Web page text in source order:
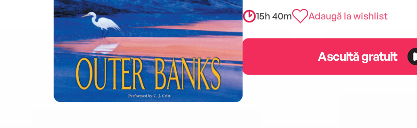
15h 40m Adaugă la wishlist
Ascultă gratuit